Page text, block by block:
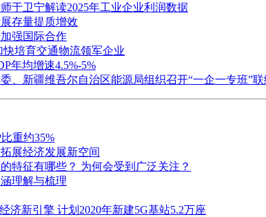
于卫宁解读2025年工业企业利润数据
存量提质增效
强国际合作
培育交通物流领军企业
年均增速4.5%-5%
、新疆维吾尔自治区能源局组织召开“一企一专班”
重约35%
展经济发展新空间
特征有哪些？ 为何会受到广泛关注？
理解与梳理
济新引擎 计划2020年新建5G基站5.2万座